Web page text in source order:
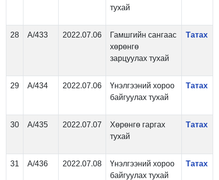
тухай
28 А/433 2022.07.06
Гамшгийн сангаас
хөрөнгө
зарцуулах тухай
Татах
29 А/434 2022.07.06
Үнэлгээний хороо
байгуулах тухай
Татах
30 А/435 2022.07.07
Хөрөнгө гаргах
тухай
Татах
31 А/436 2022.07.08
Үнэлгээний хороо
байгуулах тухай
Татах